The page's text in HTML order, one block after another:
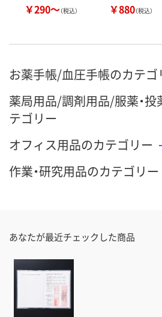
￥290～（税込） ￥880（税込）
お薬手帳/血圧手帳のカテゴ
薬局用品/調剤用品/服薬・投
テゴリー
オフィス用品のカテゴリー
作業・研究用品のカテゴリー
あなたが最近チェックした商品